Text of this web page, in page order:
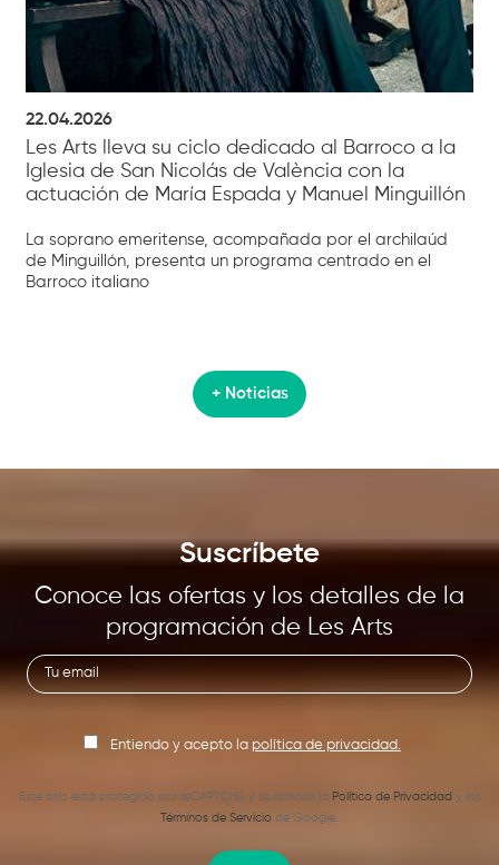
22.04.2026
Les Arts lleva su ciclo dedicado al Barroco a la
Iglesia de San Nicolás de València con la
actuación de María Espada y Manuel Minguillón
La soprano emeritense, acompañada por el archilaúd
de Minguillón, presenta un programa centrado en el
Barroco italiano
+ Noticias
Suscríbete
Conoce las ofertas y los detalles de la
programación de Les Arts
Entiendo y acepto la política de privacidad.
Este sitio está protegido por reCAPTCHA y se aplican la Política de Privacidad y los
Términos de Servicio de Google.